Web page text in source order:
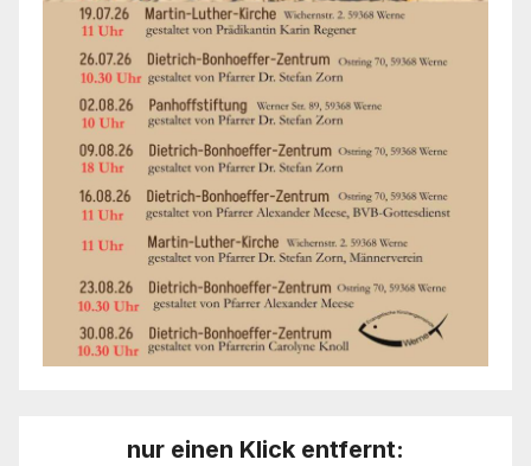
nur einen Klick entfernt: